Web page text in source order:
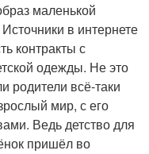
маленькой
в интернете
контракты с
одежды. Не это
родители всё-таки
мир, с его
Ведь детство для
пришёл во